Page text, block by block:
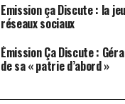
Emission ça Discute : la
réseaux sociaux
Émission Ça Discute :
de sa « patrie d’abord »